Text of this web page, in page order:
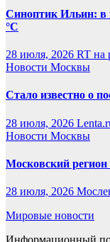
Синоптик Ильин: в
°C
28 июля, 2026 RT на
Новости Москвы
Стало известно о
28 июля, 2026
Новости Москвы
Московский регион
28 июля, 2026
Мировые новости